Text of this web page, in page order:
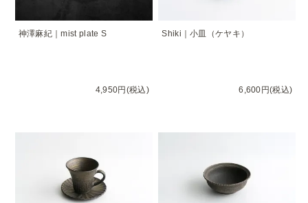
神澤麻紀｜mist plate S
4,950円(税込)
Shiki｜小皿（ケヤキ）
6,600円(税込)